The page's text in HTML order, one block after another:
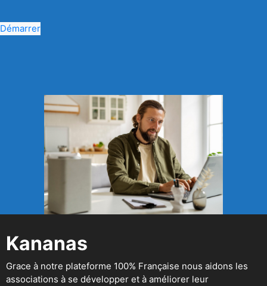
Démarrer
Kananas
Grace à notre plateforme 100% Française nous aidons les
associations à se développer et à améliorer leur